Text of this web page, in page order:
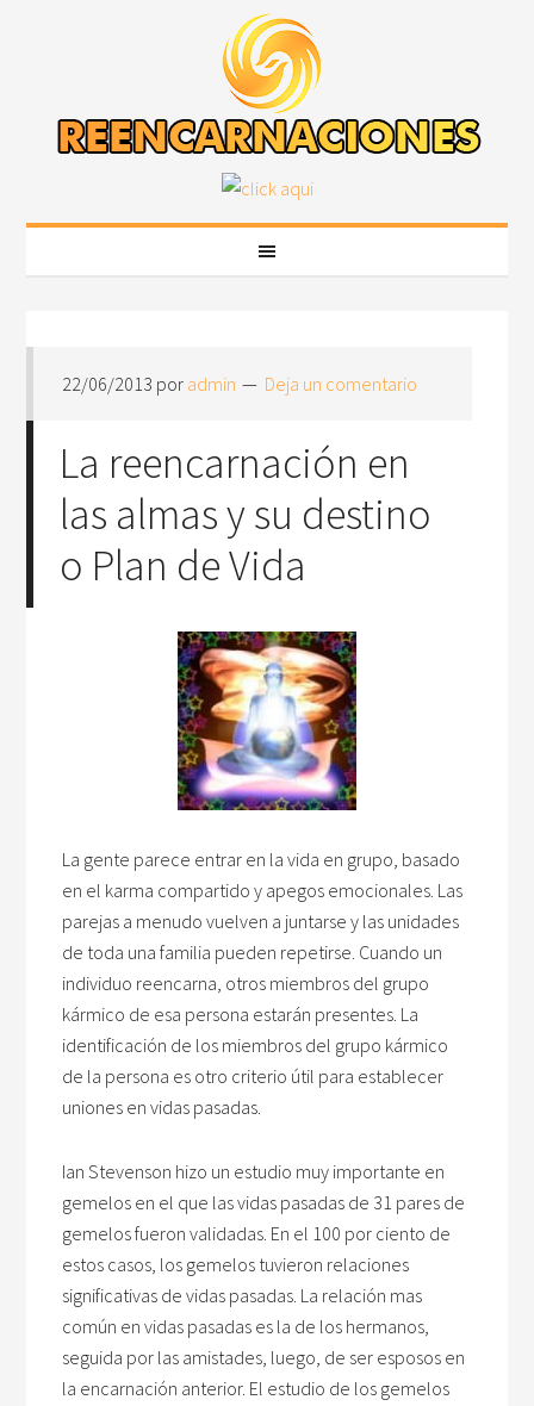
22/06/2013 por admin Deja un comentario
La reencarnación en
las almas y su destino
o Plan de Vida
La gente parece entrar en la vida en grupo, basado
en el karma compartido y apegos emocionales. Las
parejas a menudo vuelven a juntarse y las unidades
de toda una familia pueden repetirse. Cuando un
individuo reencarna, otros miembros del grupo
kármico de esa persona estarán presentes. La
identificación de los miembros del grupo kármico
de la persona es otro criterio útil para establecer
uniones en vidas pasadas.
Ian Stevenson hizo un estudio muy importante en
gemelos en el que las vidas pasadas de 31 pares de
gemelos fueron validadas. En el 100 por ciento de
estos casos, los gemelos tuvieron relaciones
significativas de vidas pasadas. La relación mas
común en vidas pasadas es la de los hermanos,
seguida por las amistades, luego, de ser esposos en
la encarnación anterior. El estudio de los gemelos